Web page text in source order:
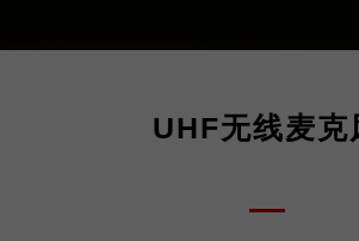
UHF无线麦克